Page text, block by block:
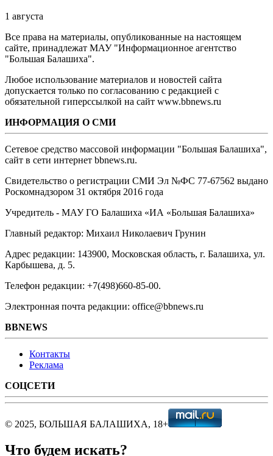
1 августа
Все права на материалы, опубликованные на настоящем
сайте, принадлежат МАУ "Информационное агентство
"Большая Балашиха".
Любое использование материалов и новостей сайта
допускается только по согласованию с редакцией с
обязательной гиперссылкой на сайт www.bbnews.ru
ИНФОРМАЦИЯ О СМИ
Сетевое средство массовой информации "Большая Балашиха",
сайт в сети интернет bbnews.ru.
Свидетельство о регистрации СМИ Эл №ФС ‎77-67562 выдано
Роскомнадзором 31 октября 2016 года
Учредитель - МАУ ГО Балашиха «ИА «Большая Балашиха»
Главный редактор: Михаил Николаевич Грунин
Адрес редакции: 143900, Московская область, г. Балашиха, ул.
Карбышева, д. 5.
Телефон редакции: +7(498)660-85-00.
Электронная почта редакции: office@bbnews.ru
BBNEWS
Контакты
Реклама
СОЦСЕТИ
© 2025, БОЛЬШАЯ БАЛАШИХА, 18+
Что будем искать?